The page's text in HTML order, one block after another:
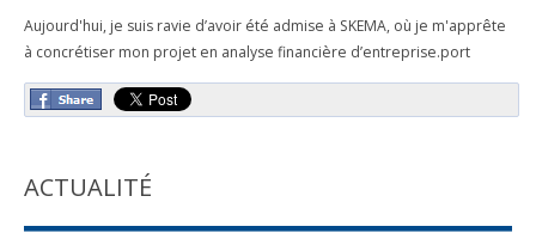
Aujourd'hui, je suis ravie d’avoir été admise à SKEMA, où je m'apprête
à concrétiser mon projet en analyse financière d’entreprise.port
ACTUALITÉ